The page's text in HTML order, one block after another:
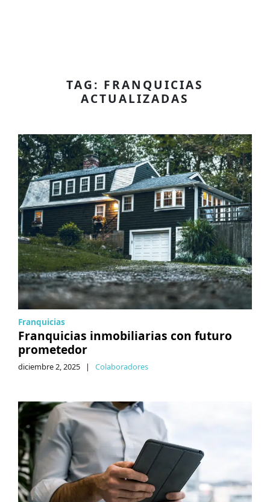
TAG: FRANQUICIAS
ACTUALIZADAS
Franquicias
Franquicias inmobiliarias con futuro
prometedor
diciembre 2, 2025 | Colaboradores